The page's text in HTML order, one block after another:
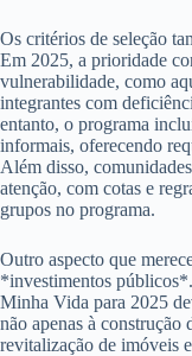
Os critérios de seleção
Em 2025, a prioridade
vulnerabilidade, como
integrantes com
entanto, o programa
informais, oferecendo
Além disso,
atenção, com cotas e
grupos no programa.
Outro aspecto que
*investimentos
Minha Vida para 2025
não apenas à construção
revitalização de imóveis